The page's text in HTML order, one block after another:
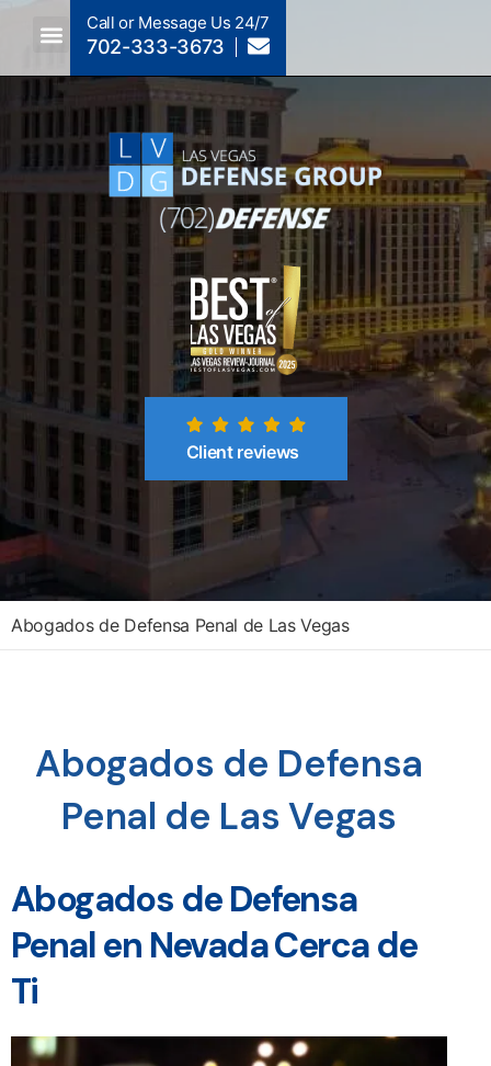
Call or Message Us 24/7
702-333-3673
Client reviews
Abogados de Defensa Penal de Las Vegas
Abogados de Defensa
Penal de Las Vegas
Abogados de Defensa
Penal en Nevada Cerca de
Ti